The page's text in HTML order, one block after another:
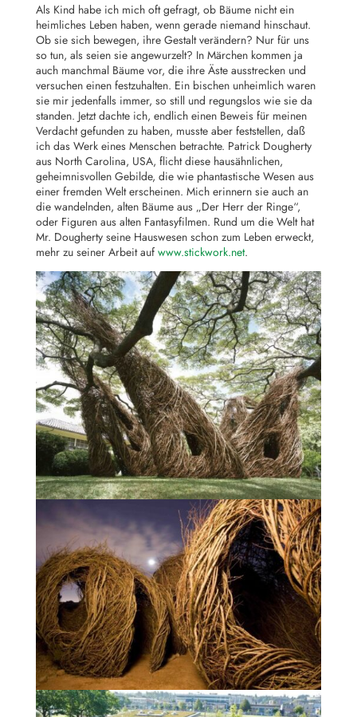
Als Kind habe ich mich oft gefragt, ob Bäume nicht ein
heimliches Leben haben, wenn gerade niemand hinschaut.
Ob sie sich bewegen, ihre Gestalt verändern? Nur für uns
so tun, als seien sie angewurzelt? In Märchen kommen ja
auch manchmal Bäume vor, die ihre Äste ausstrecken und
versuchen einen festzuhalten. Ein bischen unheimlich waren
sie mir jedenfalls immer, so still und regungslos wie sie da
standen. Jetzt dachte ich, endlich einen Beweis für meinen
Verdacht gefunden zu haben, musste aber feststellen, daß
ich das Werk eines Menschen betrachte. Patrick Dougherty
aus North Carolina, USA, flicht diese hausähnlichen,
geheimnisvollen Gebilde, die wie phantastische Wesen aus
einer fremden Welt erscheinen. Mich erinnern sie auch an
die wandelnden, alten Bäume aus „Der Herr der Ringe“,
oder Figuren aus alten Fantasyfilmen. Rund um die Welt hat
Mr. Dougherty seine Hauswesen schon zum Leben erweckt,
mehr zu seiner Arbeit auf www.stickwork.net.